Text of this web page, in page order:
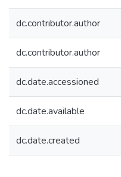
dc.contributor.author
dc.contributor.author
dc.date.accessioned
dc.date.available
dc.date.created